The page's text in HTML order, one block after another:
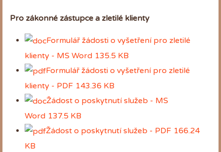
Pro zákonné zástupce a zletilé klienty
Formulář žádosti o vyšetření pro zletilé
klienty - MS Word 135.5 KB
Formulář žádosti o vyšetření pro zletilé
klienty - PDF 143.36 KB
Žádost o poskytnutí služeb - MS
Word 137.5 KB
Žádost o poskytnutí služeb - PDF 166.24
KB